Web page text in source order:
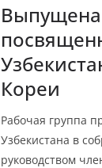
Выпущена
Кореи
Рабочая группа
Узбекистана в
руководством